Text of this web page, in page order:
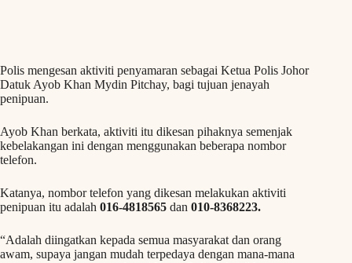
Polis mengesan aktiviti penyamaran sebagai Ketua Polis Johor
Datuk Ayob Khan Mydin Pitchay, bagi tujuan jenayah
penipuan.
Ayob Khan berkata, aktiviti itu dikesan pihaknya semenjak
kebelakangan ini dengan menggunakan beberapa nombor
telefon.
Katanya, nombor telefon yang dikesan melakukan aktiviti
penipuan itu adalah 016-4818565 dan 010-8368223.
“Adalah diingatkan kepada semua masyarakat dan orang
awam, supaya jangan mudah terpedaya dengan mana-mana